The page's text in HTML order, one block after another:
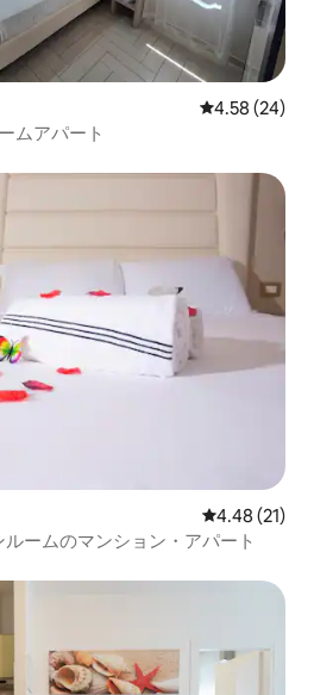
レビュー24
4.58 (24)
ムアパート
レビュー21
4.48 (21)
ームのマンション・アパート